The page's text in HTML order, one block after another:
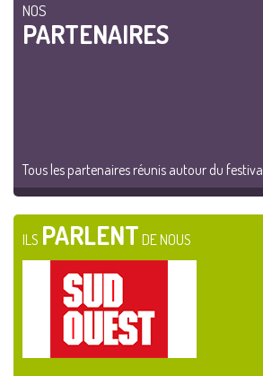
NOS
PARTENAIRES
Tous les partenaires réunis autour du festival
ILS PARLENT DE NOUS